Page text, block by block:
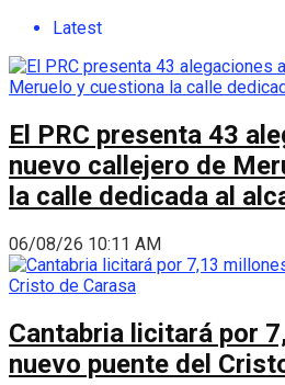
Latest
El PRC presenta 43
nuevo callejero de
la calle dedicada al
06/08/26 10:11 AM
Cantabria licitará por
nuevo puente del